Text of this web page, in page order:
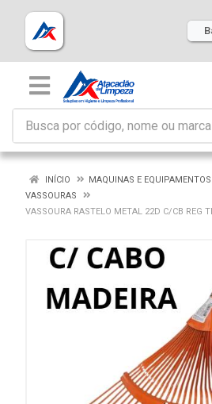
INÍCIO
MAQUINAS E EQUIPAMENTOS
VASSOURAS
VASSOURA RASTELO METAL 22D C/CB REG